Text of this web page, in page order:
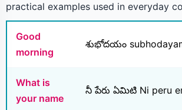
practical examples used in everyday
Good
morning
శుభోదయం
What is
your name
నీ పేరు ఏమిటి Ni peru